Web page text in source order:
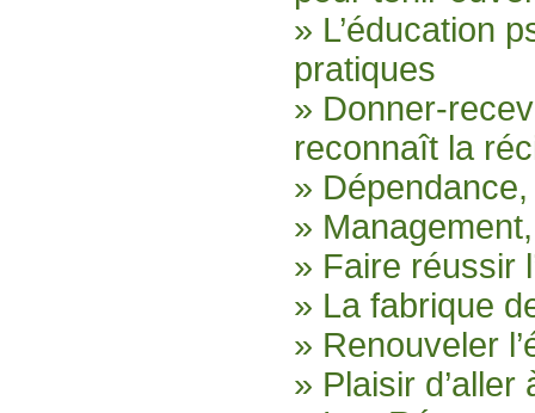
» L’éducation
pratiques
» Donner-
reconnaît la
»
»
» Faire réussir
» La fabrique
» Renouveler
» Plaisir d’aller